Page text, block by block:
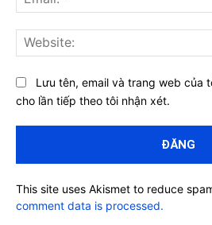
Lưu tên, email và trang web của
cho lần tiếp theo tôi nhận xét.
This site uses Akismet to reduce
comment data is processed.